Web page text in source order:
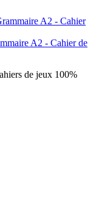
A2 - Cahier de
de jeux 100%